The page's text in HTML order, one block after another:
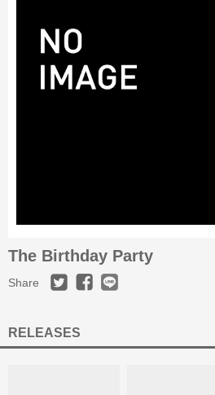
The Birthday Party
Share
RELEASES